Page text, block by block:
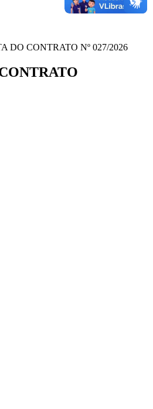
DO CONTRATO Nº 027/2026